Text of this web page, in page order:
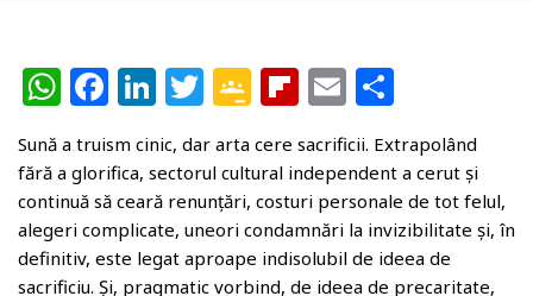
W
at
s
A
p
F
c
e
b
o
Li
n
k
e
dI
n
T
itt
e
r
G
o
gl
e
Cl
Fl
b
o
ar
d
E
m
ai
l
ta
je
az
ă
Sună a truism cinic, dar arta cere sacrificii. Extrapolând
fără a glorifica, sectorul cultural independent a cerut și
continuă să ceară renunțări, costuri personale de tot felul,
alegeri complicate, uneori condamnări la invizibilitate și, în
definitiv, este legat aproape indisolubil de ideea de
sacrificiu. Și, pragmatic vorbind, de ideea de precaritate,